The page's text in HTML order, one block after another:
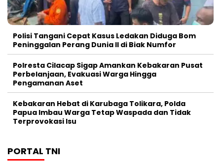
Polisi Tangani Cepat Kasus Ledakan Diduga Bom
Peninggalan Perang Dunia II di Biak Numfor
Polresta Cilacap Sigap Amankan Kebakaran Pusat
Perbelanjaan, Evakuasi Warga Hingga
Pengamanan Aset
Kebakaran Hebat di Karubaga Tolikara, Polda
Papua Imbau Warga Tetap Waspada dan Tidak
Terprovokasi Isu
PORTAL TNI